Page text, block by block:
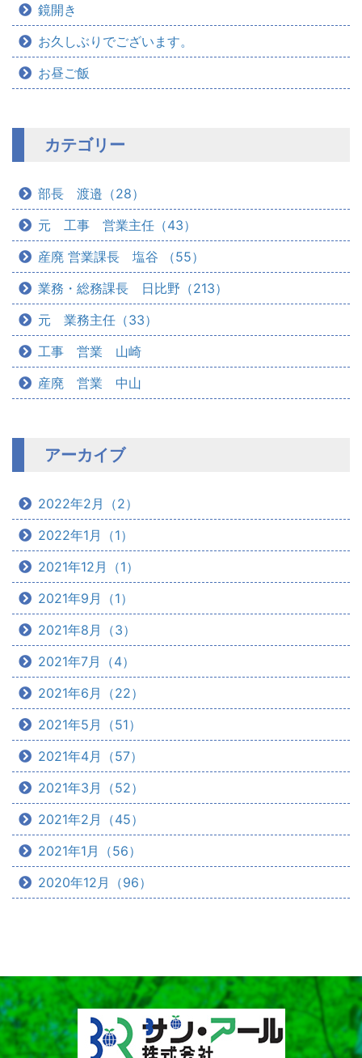
鏡開き
お久しぶりでございます。
お昼ご飯
カテゴリー
部長 渡邉（28）
元 工事 営業主任（43）
産廃 営業課長 塩谷 （55）
業務・総務課長 日比野（213）
元 業務主任（33）
工事 営業 山崎
産廃 営業 中山
アーカイブ
2022年2月（2）
2022年1月（1）
2021年12月（1）
2021年9月（1）
2021年8月（3）
2021年7月（4）
2021年6月（22）
2021年5月（51）
2021年4月（57）
2021年3月（52）
2021年2月（45）
2021年1月（56）
2020年12月（96）